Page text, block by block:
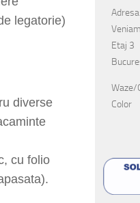
legatorie)
diverse
cu folio
Etaj 3
Waze/
Color